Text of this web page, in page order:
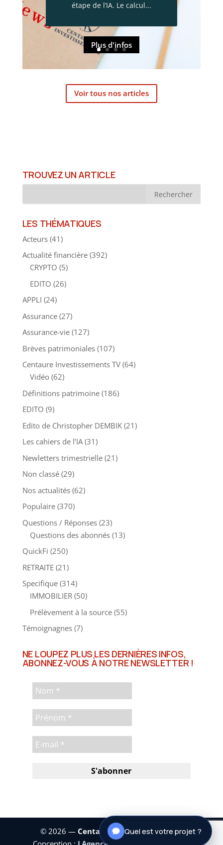
étape de l’IA. Le calcul...
Plus d'infos
Voir tous nos articles
TROUVEZ UN ARTICLE
LES THÉMATIQUES
Acteurs(41)
Actualité financière(392)
CRYPTO (5)
EDITO (26)
APPLI (24)
Assurance(27)
Assurance-vie(127)
Brèves patrimoniales(107)
Centaure Investissements TV(64)
Vidéo(62)
Définitions patrimoine(186)
EDITO (9)
Edito de Christopher DEMBIK(21)
Les cahiers de l’IA(31)
Newletters trimestrielle(21)
Non classé(29)
Nos actualités(62)
Populaire(370)
Questions / Réponses(23)
Questions des abonnés(13)
QuickFi (250)
RETRAITE(21)
Specifique(314)
IMMOBILIER(50)
Prélèvement à la source(55)
Témoignagnes(7)
NE LOUPEZ PLUS LES DERNIÈRES INFOS,
ABONNEZ-VOUS À NOTRE NEWSLETTER !
© 2026 —Centaure Investissements|
Quel est votre projet ?